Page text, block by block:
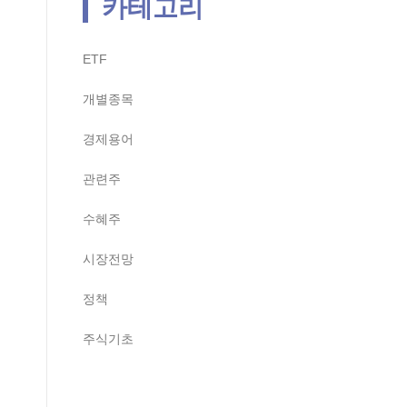
카테고리
ETF
개별종목
경제용어
관련주
수혜주
시장전망
정책
주식기초